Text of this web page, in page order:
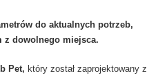
do aktualnych potrzeb,
z dowolnego miejsca.
Pet, który został zaprojektowany z